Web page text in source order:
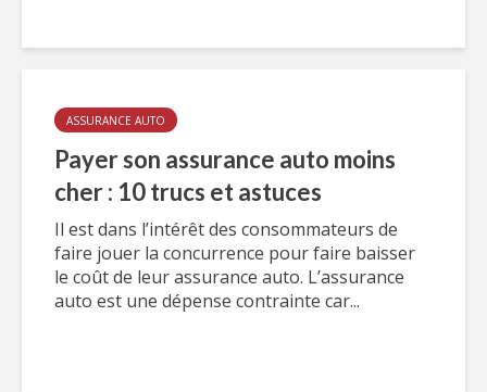
ASSURANCE AUTO
Payer son assurance auto moins
cher : 10 trucs et astuces
Il est dans l’intérêt des consommateurs de
faire jouer la concurrence pour faire baisser
le coût de leur assurance auto. L’assurance
auto est une dépense contrainte car...